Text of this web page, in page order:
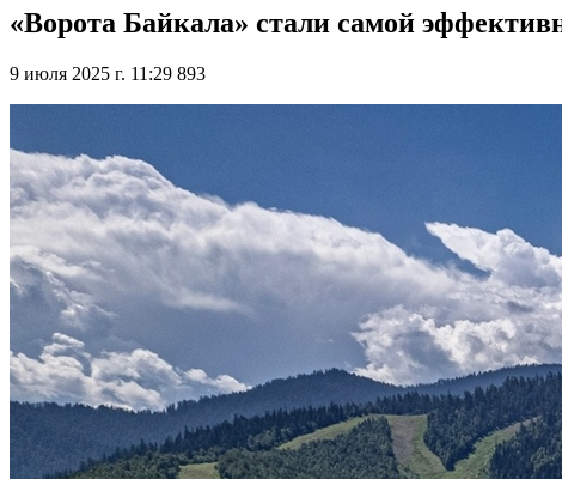
«Ворота Байкала» стали самой
9 июля 2025 г. 11:29 893